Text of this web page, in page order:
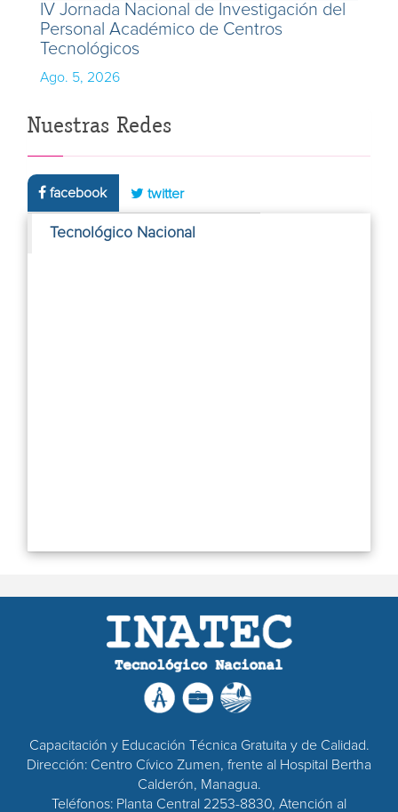
IV Jornada Nacional de Investigación del
Personal Académico de Centros
Tecnológicos
Ago. 5, 2026
Nuestras Redes
facebook twitter
Tecnológico Nacional
Capacitación y Educación Técnica Gratuita y de Calidad.
Dirección: Centro Cívico Zumen, frente al Hospital Bertha
Calderón, Managua.
Teléfonos: Planta Central 2253-8830, Atención al